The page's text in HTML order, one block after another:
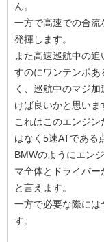
ん。
一方で高速での合
発揮します。
また高速巡航中の
すのにワンテンポ
く、巡航中のマジ
けば良いかと思いま
これはこのエンジ
はなく5速ATである
BMWのようにエン
マ全体とドライバ
と言えます。
一方で必要な際には
す。